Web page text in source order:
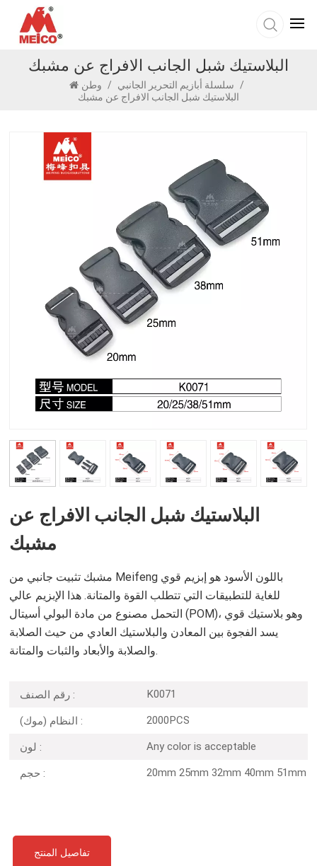
البلاستيك شبل الجانب الافراج عن مشبك
/ سلسلة أبازيم التحرير الجانبي
/
البلاستيك شبل الجانب الافراج عن مشبك
البلاستيك شبل الجانب الافراج عن
مشبك
مشبك تثبيت جانبي من Meifeng باللون الأسود هو إبزيم قوي
للغاية للتطبيقات التي تتطلب القوة والمتانة. هذا الإبزيم عالي
التحمل مصنوع من مادة البولي أسيتال (POM)، وهو بلاستيك قوي
يسد الفجوة بين المعادن والبلاستيك العادي من حيث الصلابة
والصلابة والأبعاد والثبات والمتانة.
رقم الصنف : K0071
النظام (موك) : 2000PCS
لون : Any color is acceptable
حجم : 20mm 25mm 32mm 40mm 51mm
تفاصيل المنتج